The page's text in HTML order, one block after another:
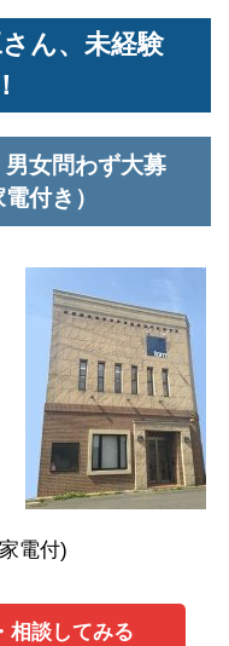
ん、未経験
女問わず大募
付き）
電付)
相談してみる